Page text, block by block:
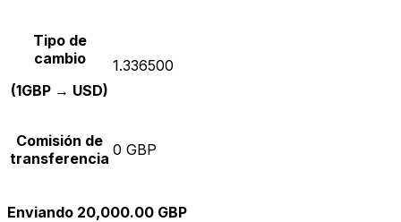
Tipo de
cambio
(1GBP → USD)
1.336500
Comisión de
transferencia 0 GBP
Enviando 20,000.00 GBP